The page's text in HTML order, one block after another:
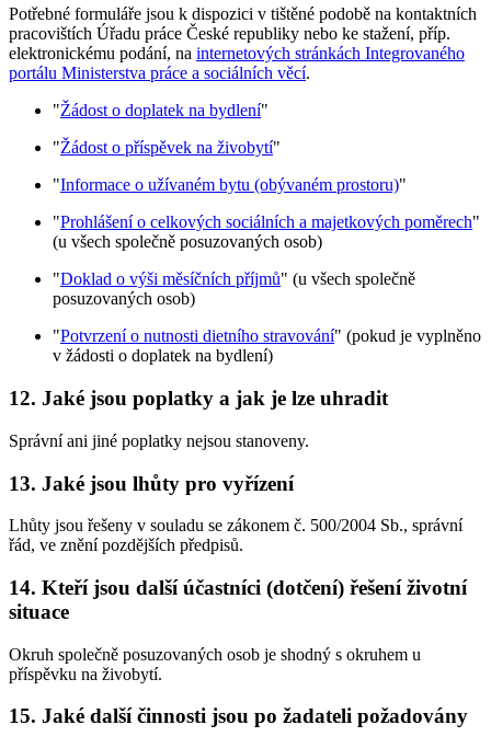
Potřebné formuláře jsou k dispozici v tištěné podobě na kontaktních
pracovištích Úřadu práce České republiky nebo ke stažení, příp.
elektronickému podání, na internetových stránkách Integrovaného
portálu Ministerstva práce a sociálních věcí.
"Žádost o doplatek na bydlení"
"Žádost o příspěvek na živobytí"
"Informace o užívaném bytu (obývaném prostoru)"
"Prohlášení o celkových sociálních a majetkových poměrech"
(u všech společně posuzovaných osob)
"Doklad o výši měsíčních příjmů" (u všech společně
posuzovaných osob)
"Potvrzení o nutnosti dietního stravování" (pokud je vyplněno
v žádosti o doplatek na bydlení)
12. Jaké jsou poplatky a jak je lze uhradit
Správní ani jiné poplatky nejsou stanoveny.
13. Jaké jsou lhůty pro vyřízení
Lhůty jsou řešeny v souladu se zákonem č. 500/2004 Sb., správní
řád, ve znění pozdějších předpisů.
14. Kteří jsou další účastníci (dotčení) řešení životní
situace
Okruh společně posuzovaných osob je shodný s okruhem u
příspěvku na živobytí.
15. Jaké další činnosti jsou po žadateli požadovány